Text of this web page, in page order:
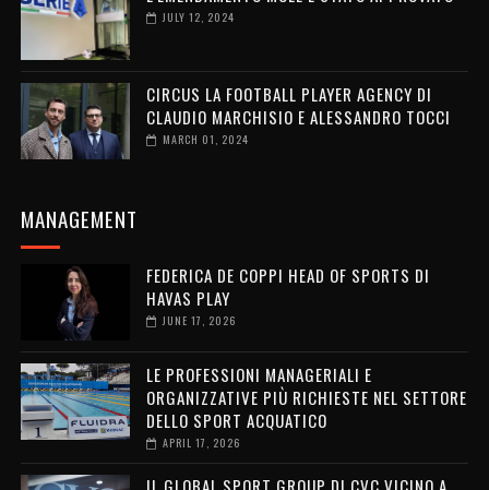
JULY 12, 2024
CIRCUS LA FOOTBALL PLAYER AGENCY DI
CLAUDIO MARCHISIO E ALESSANDRO TOCCI
MARCH 01, 2024
MANAGEMENT
FEDERICA DE COPPI HEAD OF SPORTS DI
HAVAS PLAY
JUNE 17, 2026
LE PROFESSIONI MANAGERIALI E
ORGANIZZATIVE PIÙ RICHIESTE NEL SETTORE
DELLO SPORT ACQUATICO
APRIL 17, 2026